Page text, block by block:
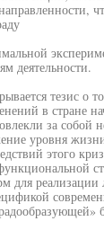
деятельности.
тезис о
в стране
за собой
уровня
этого
реализации